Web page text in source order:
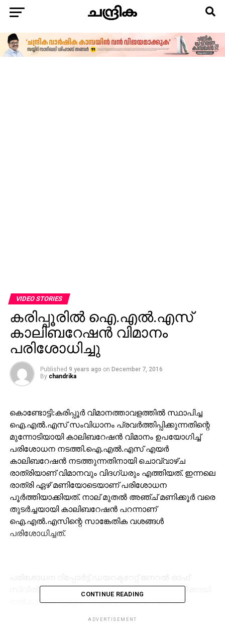
VIDEO STORIES
കരിപ്പൂരില്‍ ഐ.എല്‍.എസ്
കാലിബറേഷന്‍ വിമാനം
പരിശോധിച്ചു
Published 9 years ago on December 7, 2016
By chandrika
കൊണ്ടോട്ടി:കരിപ്പൂര്‍ വിമാനത്താവളത്തില്‍ സ്ഥാപിച്ച
ഐ.എല്‍.എസ് സംവിധാനം പ്രവര്‍ത്തിപ്പിക്കുന്നതിന്റെ
മുന്നോടിയായി കാലിബറേഷന്‍ വിമാനം ഉപയോഗിച്ച്
പരിശോധന നടത്തി.ഐ.എല്‍.എസ് എയര്‍
കാലിബറേഷന്‍ നടത്തുന്നതിനായി ചൊവ്വാഴ്ച
രാത്രിയാണ് വിമാനവും വിദഗ്ധരും എത്തിയത്. ഇന്നലെ
രാത്രി ഏഴ് മണിയോടെയാണ് പരിശോധന
പൂര്‍ത്തിയാക്കിയത്. നാല് മുതല്‍ അഞ്ച് മണിക്കൂര്‍ വരെ
തുടര്‍ച്ചയായി കാലിബറേഷന്‍ പറന്നാണ്
ഐ.എല്‍.എസിന്റെ സാങ്കേതിക വശങ്ങള്‍
പരിശോധിച്ചത്.
സിവില്‍ ഏവിയേഷന്റെ( ഡി.ജി.സി.എ) അനുമതിക്കായി
നല്‍കും. അനുകൂല റിപ്പോര്‍ട്ട് ലഭിക്കുന്ന മുറക്ക്
CONTINUE READING
ADVERTISEMENT